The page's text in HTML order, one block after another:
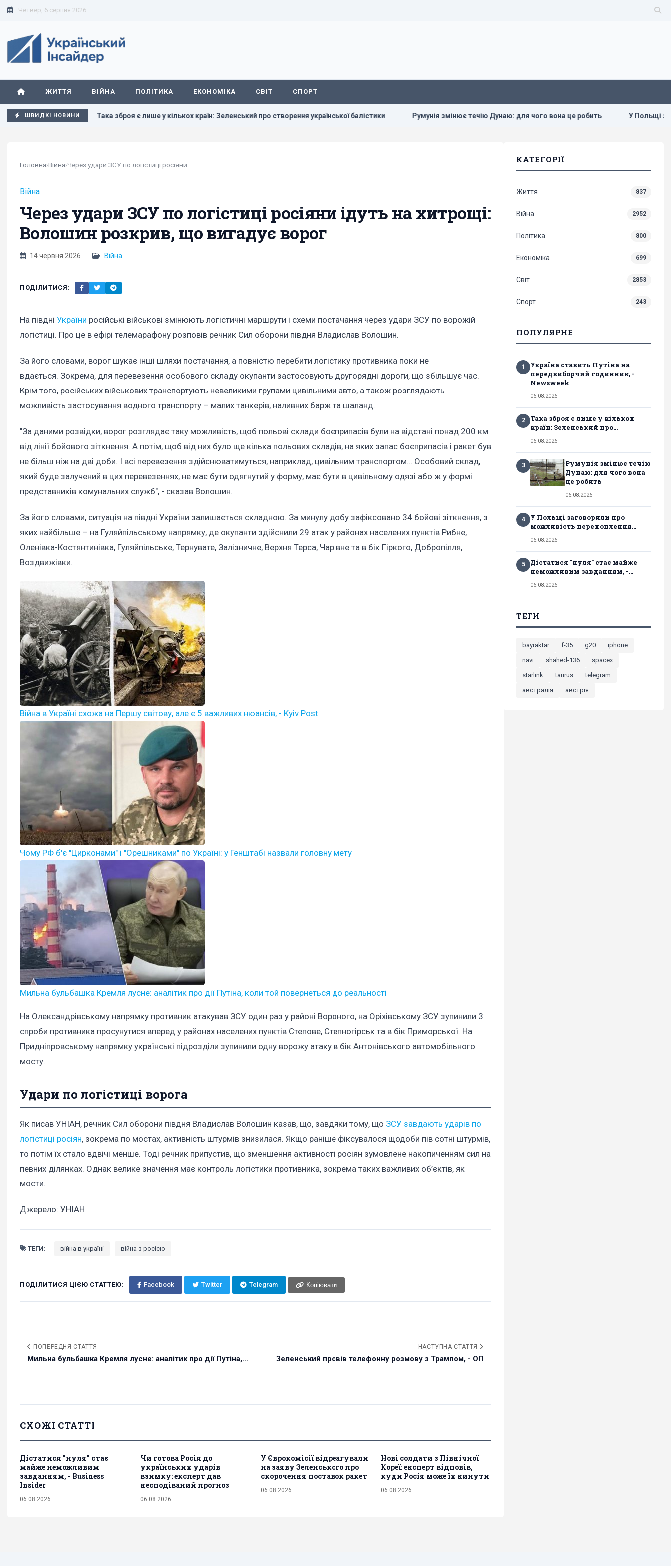
Четвер, 6 серпня 2026
ЖИТТЯ ВІЙНА ПОЛІТИКА ЕКОНОМІКА СВІТ СПОРТ
ШВИДКІ НОВИНИТака зброя є лише у кількох країн: Зеленський про створення української балістики Румунія змінює течію Дунаю: для чого вона це робить У Польщі заговорили
Головна›Війна›
Війна
Через удари ЗСУ по логістиці росіяни ідуть на хитрощі:
Волошин розкрив, що вигадує ворог
14 червня 2026 Війна
ПОДІЛИТИСЯ:
На півдні України російські військові змінюють логістичні маршрути і схеми постачання через удари ЗСУ по ворожій
логістиці. Про це в ефірі телемарафону розповів речник Сил оборони півдня Владислав Волошин.
За його словами, ворог шукає інші шляхи постачання, а повністю перебити логістику противника поки не
вдається. Зокрема, для перевезення особового складу окупанти застосовують другорядні дороги, що збільшує час.
Крім того, російських військових транспортують невеликими групами цивільними авто, а також розглядають
можливість застосування водного транспорту – малих танкерів, наливних барж та шаланд.
"За даними розвідки, ворог розглядає таку можливість, щоб польові склади боєприпасів були на відстані понад 200 км
від лінії бойового зіткнення. А потім, щоб від них було ще кілька польових складів, на яких запас боєприпасів і ракет був
не більш ніж на дві доби. І всі перевезення здійснюватимуться, наприклад, цивільним транспортом… Особовий склад,
який буде залучений в цих перевезеннях, не має бути одягнутий у форму, має бути в цивільному одязі або ж у формі
представників комунальних служб", - сказав Волошин.
За його словами, ситуація на півдні України залишається складною. За минулу добу зафіксовано 34 бойові зіткнення, з
яких найбільше – на Гуляйпільському напрямку, де окупанти здійснили 29 атак у районах населених пунктів Рибне,
Оленівка-Костянтинівка, Гуляйпільське, Тернувате, Залізничне, Верхня Терса, Чарівне та в бік Гіркого, Добропілля,
Воздвижівки.
Війна в Україні схожа на Першу світову, але є 5 важливих нюансів, - Kyiv Post
Чому РФ б'є "Цирконами" і "Орешниками" по Україні: у Генштабі назвали головну мету
Мильна бульбашка Кремля лусне: аналітик про дії Путіна, коли той повернеться до реальності
На Олександрівському напрямку противник атакував ЗСУ один раз у районі Вороного, на Оріхівському ЗСУ зупинили 3
спроби противника просунутися вперед у районах населених пунктів Степове, Степногірськ та в бік Приморської. На
Придніпровському напрямку українські підрозділи зупинили одну ворожу атаку в бік Антонівського автомобільного
мосту.
Удари по логістиці ворога
Як писав УНІАН, речник Сил оборони півдня Владислав Волошин казав, що, завдяки тому, що ЗСУ завдають ударів по
логістиці росіян, зокрема по мостах, активність штурмів знизилася. Якщо раніше фіксувалося щодоби пів сотні штурмів,
то потім їх стало вдвічі менше. Тоді речник припустив, що зменшення активності росіян зумовлене накопиченням сил на
певних ділянках. Однак велике значення має контроль логістики противника, зокрема таких важливих об’єктів, як
мости.
Джерело: УНІАН
ТЕГИ: війна в україні війна з росією
ПОДІЛИТИСЯ ЦІЄЮ СТАТТЕЮ: Facebook Twitter Telegram Копіювати
ПОПЕРЕДНЯ СТАТТЯ
Мильна бульбашка Кремля лусне: аналітик про дії Путіна,...
НАСТУПНА СТАТТЯ
Зеленський провів телефонну розмову з Трампом, - ОП
СХОЖІ СТАТТІ
Дістатися "нуля" стає
майже неможливим
завданням, - Business
Insider
06.08.2026
Чи готова Росія до
українських ударів
взимку: експерт дав
несподіваний прогноз
06.08.2026
У Єврокомісії відреагували
на заяву Зеленського про
скорочення поставок ракет
06.08.2026
Нові солдати з Північної
Кореї: експерт відповів,
куди Росія може їх кинути
06.08.2026
КАТЕГОРІЇ
Життя 837
Війна 2952
Політика 800
Економіка 699
Світ 2853
Спорт 243
ПОПУЛЯРНЕ
1
Україна ставить Путіна на
передвиборчий годинник, -
Newsweek
06.08.2026
2
Така зброя є лише у кількох
країн: Зеленський про...
06.08.2026
3
Румунія змінює течію
Дунаю: для чого вона
це робить
06.08.2026
4
У Польщі заговорили про
можливість перехоплення...
06.08.2026
5
Дістатися "нуля" стає майже
неможливим завданням, -...
06.08.2026
ТЕГИ
bayraktar f-35 g20
iphone
navi
shahed-136
spacex
starlink
taurus
telegram
австралія
австрія